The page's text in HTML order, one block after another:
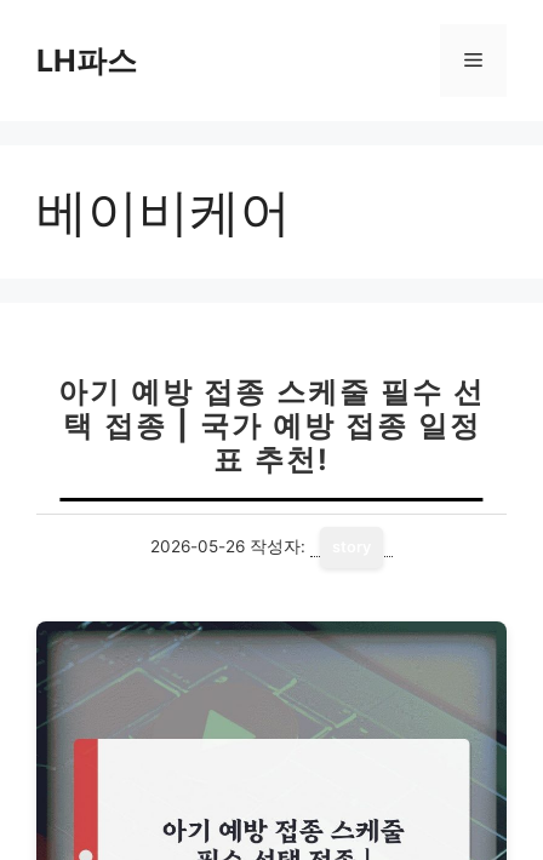
LH파스 메
베이비케어
아기 예방 접종 스케줄 필수 선
택 접종 | 국가 예방 접종 일정
표 추천!
2026-05-26 작성자: